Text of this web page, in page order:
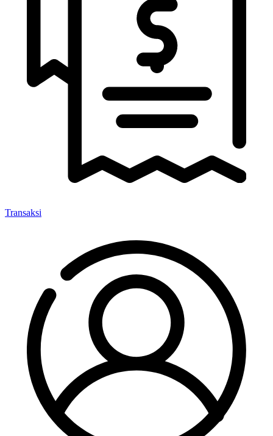
Transaksi